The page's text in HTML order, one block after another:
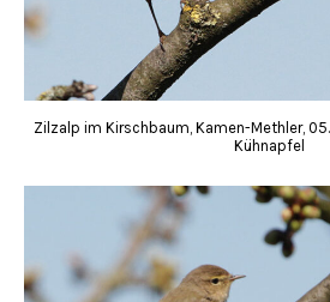
Zilzalp im Kirschbaum, Kamen-Methler,
Kühnapfel